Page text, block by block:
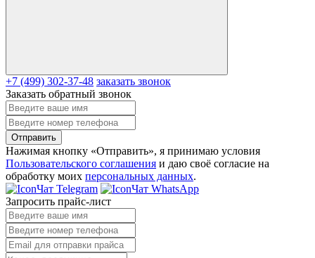
+7 (499) 302-37-48 заказать звонок
Заказать обратный звонок
Отправить
Нажимая кнопку «Отправить», я принимаю условия
Пользовательского соглашения и даю своё согласие на
обработку моих персональных данных.
Чат Telegram
Чат WhatsApp
Запросить прайс-лист